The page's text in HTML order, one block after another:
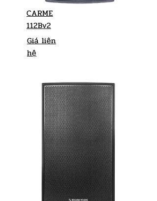
CARME
112Bv2
Giá liên
hệ